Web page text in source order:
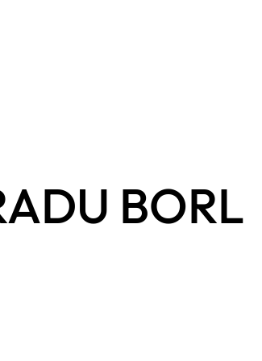
BORL